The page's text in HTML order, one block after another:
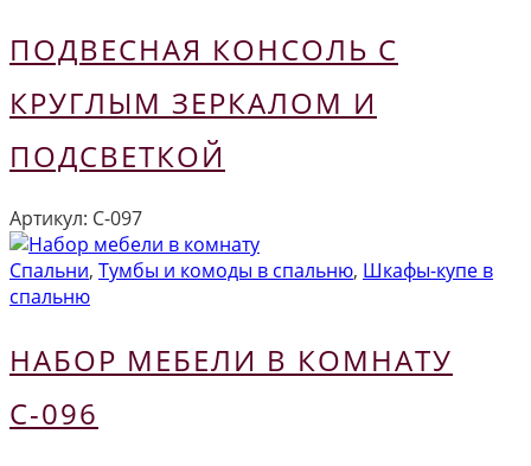
ПОДВЕСНАЯ КОНСОЛЬ С
КРУГЛЫМ ЗЕРКАЛОМ И
ПОДСВЕТКОЙ
Артикул: С-097
Спальни, Тумбы и комоды в спальню, Шкафы-купе в
спальню
НАБОР МЕБЕЛИ В КОМНАТУ
С-096